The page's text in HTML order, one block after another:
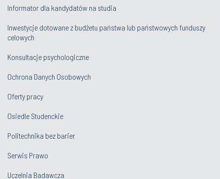
Informator dla kandydatów na studia
Inwestycje dotowane z budżetu państwa lub państwowych funduszy
celowych
Konsultacje psychologiczne
Ochrona Danych Osobowych
Oferty pracy
Osiedle Studenckie
Politechnika bez barier
Serwis Prawo
Uczelnia Badawcza